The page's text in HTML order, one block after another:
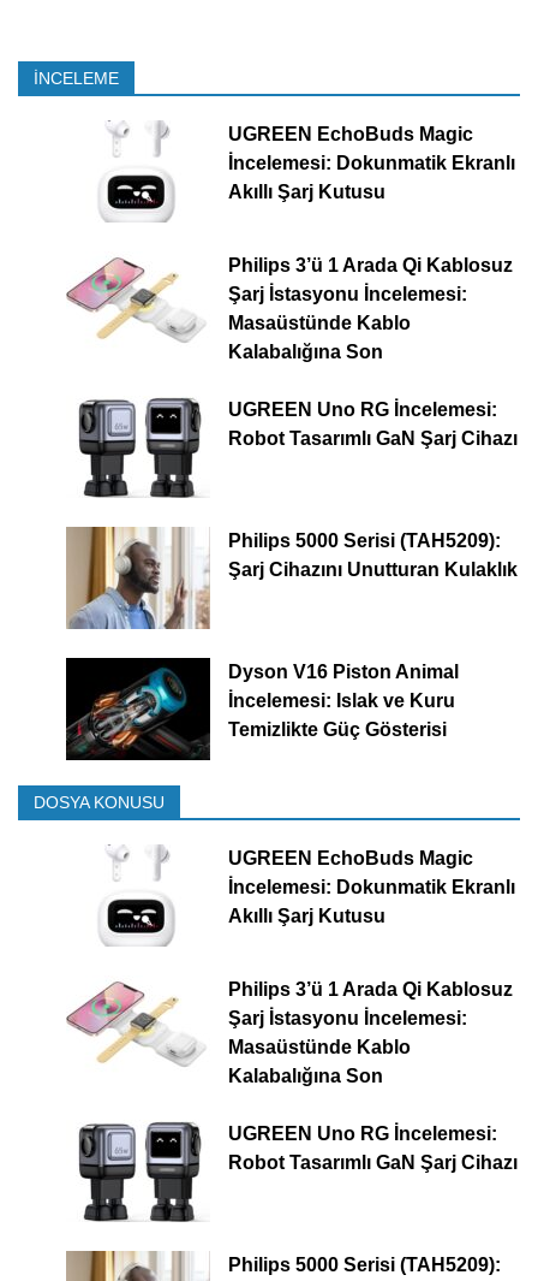
İNCELEME
UGREEN EchoBuds Magic
İncelemesi: Dokunmatik Ekranlı
Akıllı Şarj Kutusu
Philips 3’ü 1 Arada Qi Kablosuz
Şarj İstasyonu İncelemesi:
Masaüstünde Kablo
Kalabalığına Son
UGREEN Uno RG İncelemesi:
Robot Tasarımlı GaN Şarj Cihazı
Philips 5000 Serisi (TAH5209):
Şarj Cihazını Unutturan Kulaklık
Dyson V16 Piston Animal
İncelemesi: Islak ve Kuru
Temizlikte Güç Gösterisi
DOSYA KONUSU
UGREEN EchoBuds Magic
İncelemesi: Dokunmatik Ekranlı
Akıllı Şarj Kutusu
Philips 3’ü 1 Arada Qi Kablosuz
Şarj İstasyonu İncelemesi:
Masaüstünde Kablo
Kalabalığına Son
UGREEN Uno RG İncelemesi:
Robot Tasarımlı GaN Şarj Cihazı
Philips 5000 Serisi (TAH5209):